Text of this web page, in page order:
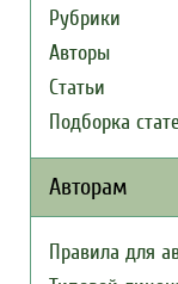
Рубрики
Авторы
Статьи
Подборка
Авторам
Правила для